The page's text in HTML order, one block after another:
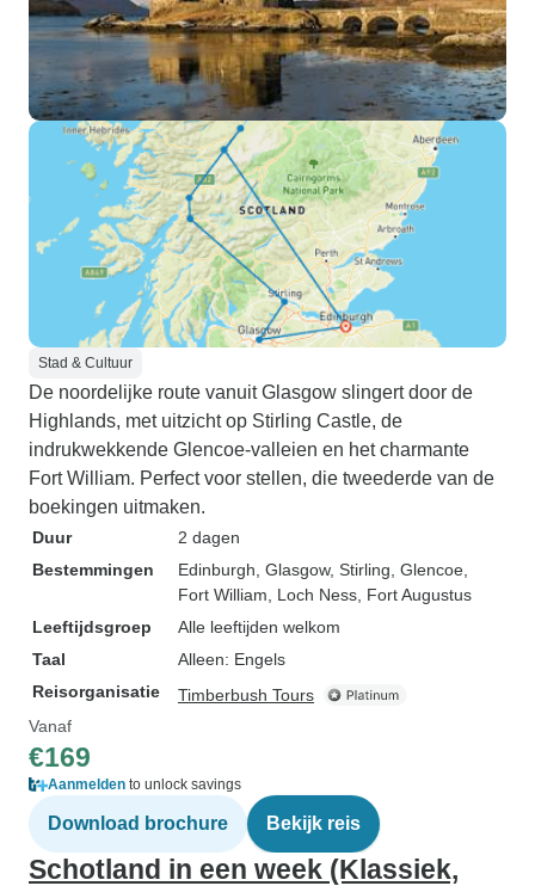
Stad & Cultuur
De noordelijke route vanuit Glasgow slingert door de
Highlands, met uitzicht op Stirling Castle, de
indrukwekkende Glencoe-valleien en het charmante
Fort William. Perfect voor stellen, die tweederde van de
boekingen uitmaken.
Duur
2 dagen
Bestemmingen
Edinburgh , Glasgow, Stirling , Glencoe
Fort William , Loch Ness , Fort Augustus
Leeftijdsgroep
Alle leeftijden welkom
Taal
Alleen: Engels
Reisorganisatie
Timberbush Tours
Vanaf
€169
Aanmelden to unlock savings
Download brochure Bekijk reis
Schotland in een week (Klassiek,